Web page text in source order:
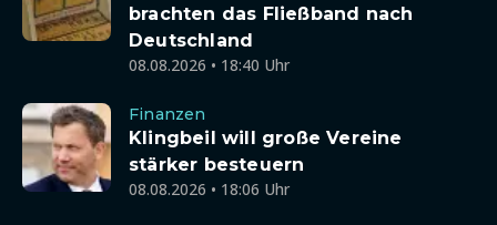
brachten das Fließband nach
Deutschland
08.08.2026 • 18:40 Uhr
Finanzen
Klingbeil will große Vereine
stärker besteuern
08.08.2026 • 18:06 Uhr